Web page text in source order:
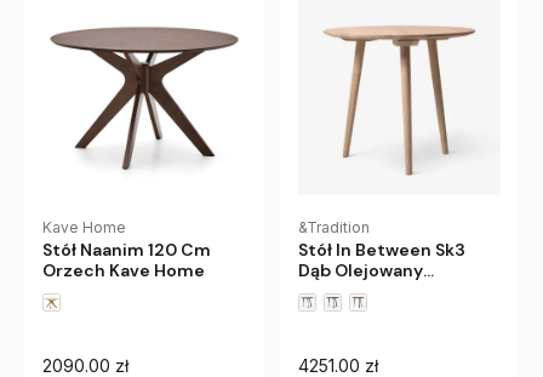
Kave Home
Stół Naanim 120 Cm
Orzech Kave Home
2090.00 zł
&Tradition
Stół In Between Sk3
Dąb Olejowany
Andtradition
4251.00 zł